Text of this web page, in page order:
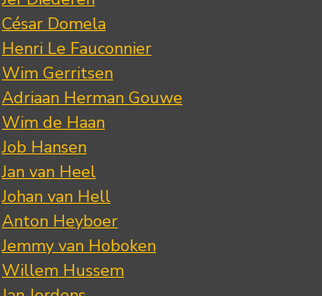
César Domela
Henri Le Fauconnier
Wim Gerritsen
Adriaan Herman Gouwe
Wim de Haan
Job Hansen
Jan van Heel
Johan van Hell
Anton Heyboer
Jemmy van Hoboken
Willem Hussem